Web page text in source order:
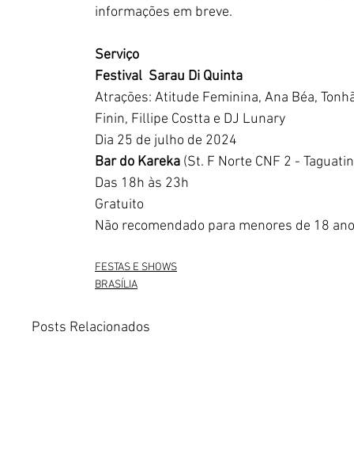
informações em breve.
Serviço
Festival  Sarau Di Quinta
Atrações: Atitude Feminina, Ana Béa,
Finin, Fillipe Costta e DJ Lunary
Dia 25 de julho de 2024
Bar do Kareka (St. F Norte CNF 2 -
Das 18h às 23h
Gratuito
Não recomendado para menores de 18
FESTAS E SHOWS
BRASÍLIA
Posts Relacionados